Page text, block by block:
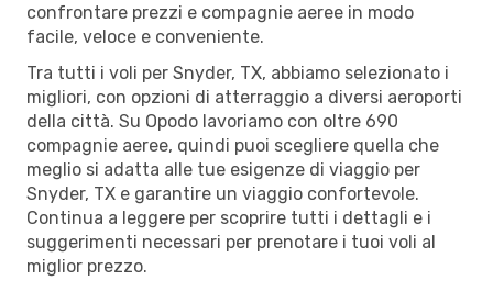
confrontare prezzi e compagnie aeree in modo
facile, veloce e conveniente.
Tra tutti i voli per Snyder, TX, abbiamo selezionato i
migliori, con opzioni di atterraggio a diversi aeroporti
della città. Su Opodo lavoriamo con oltre 690
compagnie aeree, quindi puoi scegliere quella che
meglio si adatta alle tue esigenze di viaggio per
Snyder, TX e garantire un viaggio confortevole.
Continua a leggere per scoprire tutti i dettagli e i
suggerimenti necessari per prenotare i tuoi voli al
miglior prezzo.